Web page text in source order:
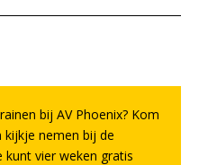
bij AV Phoenix? Kom
kijkje nemen bij de
kunt vier weken gratis